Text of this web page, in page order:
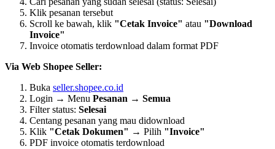
Klik pesanan tersebut
Scroll ke bawah, klik "Cetak Invoice" atau "Download
Invoice"
Invoice otomatis terdownload dalam format PDF
Via Web Shopee Seller:
Buka seller.shopee.co.id
Login → Menu Pesanan → Semua
Filter status: Selesai
Centang pesanan yang mau didownload
Klik "Cetak Dokumen" → Pilih "Invoice"
PDF invoice otomatis terdownload